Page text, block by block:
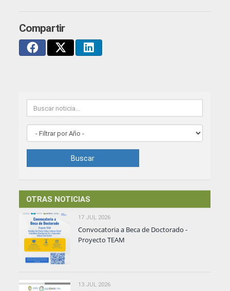
Buscar
OTRAS NOTICIAS
17 JUL 2026
Convocatoria a Beca de Doctorado -
Proyecto TEAM
13 JUL 2026
Compartir